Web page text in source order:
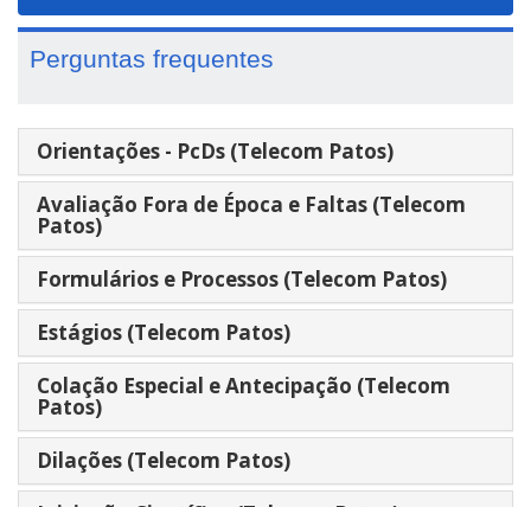
Perguntas frequentes
Orientações - PcDs (Telecom Patos)
Avaliação Fora de Época e Faltas (Telecom
Patos)
Formulários e Processos (Telecom Patos)
Estágios (Telecom Patos)
Colação Especial e Antecipação (Telecom
Patos)
Dilações (Telecom Patos)